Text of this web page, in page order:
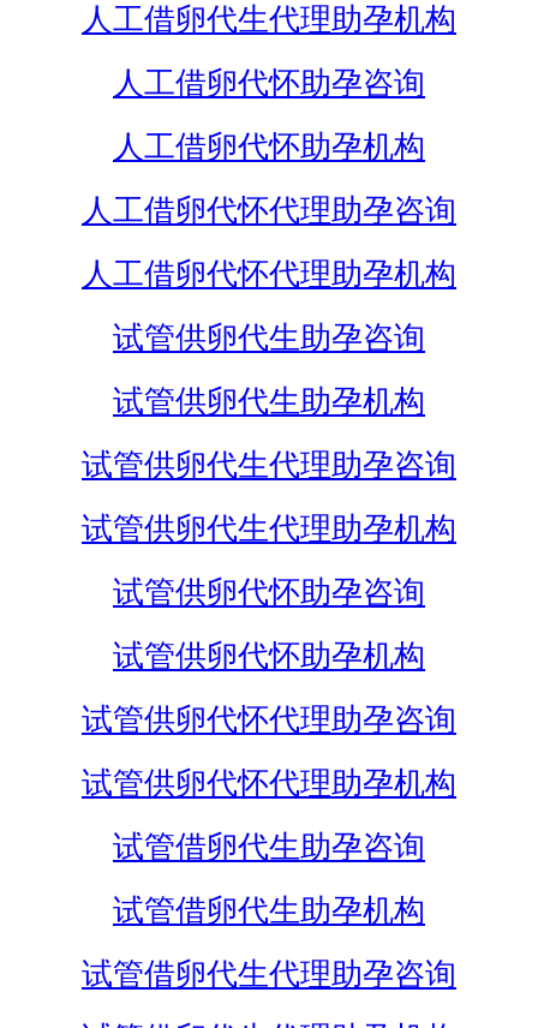
人工借卵代生代理助孕机构
人工借卵代怀助孕咨询
人工借卵代怀助孕机构
人工借卵代怀代理助孕咨询
人工借卵代怀代理助孕机构
试管供卵代生助孕咨询
试管供卵代生助孕机构
试管供卵代生代理助孕咨询
试管供卵代生代理助孕机构
试管供卵代怀助孕咨询
试管供卵代怀助孕机构
试管供卵代怀代理助孕咨询
试管供卵代怀代理助孕机构
试管借卵代生助孕咨询
试管借卵代生助孕机构
试管借卵代生代理助孕咨询